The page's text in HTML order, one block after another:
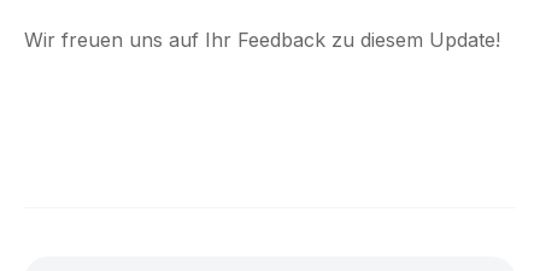
Wir freuen uns auf Ihr Feedback zu diesem Update!